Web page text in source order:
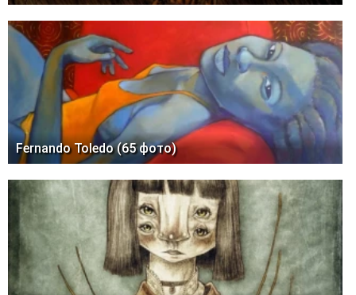
Fernando Toledo (65 фото)